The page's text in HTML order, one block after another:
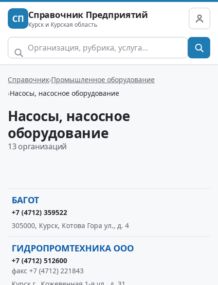
СП Справочник Предприятий
Курск и Курская область
Справочник Промышленное оборудование
Насосы, насосное оборудование
Насосы, насосное
оборудование
13 организаций
БАГОТ
+7 (4712) 359522
305000, Курск, Котова Гора ул., д. 4
ГИДРОПРОМТЕХНИКА ООО
+7 (4712) 512600
факс +7 (4712) 221843